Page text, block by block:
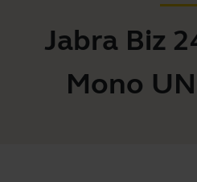
Jabra Biz
Mono